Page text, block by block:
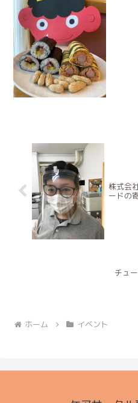
株式会
ードの
チュ
ホーム イベント